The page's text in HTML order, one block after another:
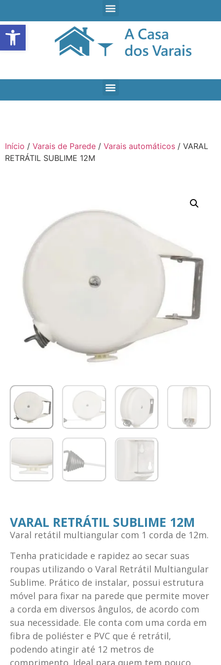
Open toolbar
Início / Varais de Parede / Varais automáticos / VARAL
RETRÁTIL SUBLIME 12M
VARAL RETRÁTIL SUBLIME 12M
Varal retátil multiangular com 1 corda de 12m.
Tenha praticidade e rapidez ao secar suas
roupas utilizando o Varal Retrátil Multiangular
Sublime. Prático de instalar, possui estrutura
móvel para fixar na parede que permite mover
a corda em diversos ângulos, de acordo com
sua necessidade. Ele conta com uma corda em
fibra de poliéster e PVC que é retrátil,
podendo atingir até 12 metros de
comprimento. Ideal para quem tem pouco